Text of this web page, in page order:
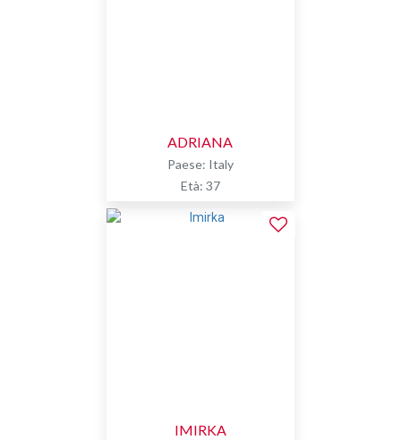
ADRIANA
Paese: Italy
Età: 37
IMIRKA